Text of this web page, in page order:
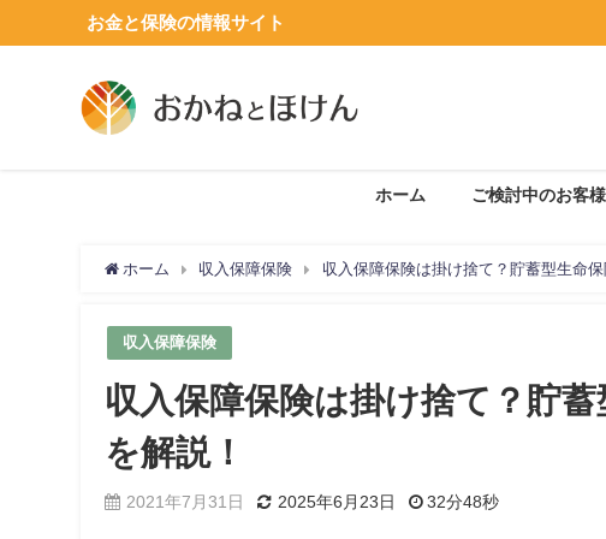
お金と保険の情報サイト
ホーム ご検討中のお客様
ホーム 収入保障保険 収入保障保険は掛け捨て？貯蓄型生命
収入保障保険
収入保障保険は掛け捨て？貯
を解説！
2021年7月31日 2025年6月23日 32分48秒